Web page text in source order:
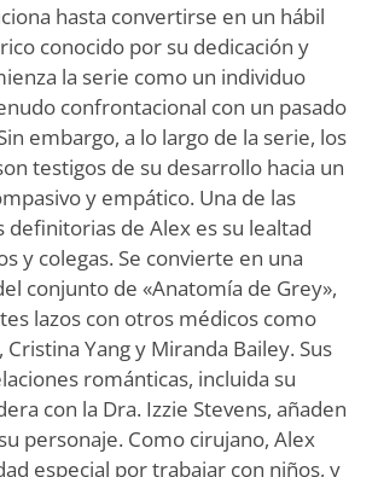
hasta convertirse en un hábil
conocido por su dedicación y
la serie como un individuo
confrontacional con un pasado
embargo, a lo largo de la serie, los
testigos de su desarrollo hacia un
y empático. Una de las
definitorias de Alex es su lealtad
y colegas. Se convierte en una
conjunto de «Anatomía de Grey»,
lazos con otros médicos como
Yang y Miranda Bailey. Sus
románticas, incluida su
con la Dra. Izzie Stevens, añaden
personaje. Como cirujano, Alex
especial por trabajar con niños, y